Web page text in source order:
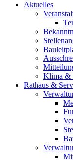
Aktuelles
Klima &
Rathaus &